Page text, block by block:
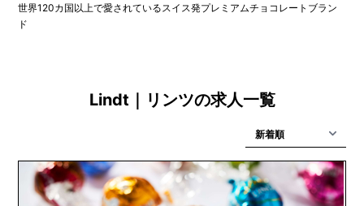
世界120カ国以上で愛されているスイス発プレミアムチョコレートブラン
ド
Lindt｜リンツの求人一覧